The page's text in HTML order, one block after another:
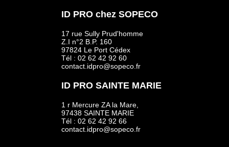
ID PRO chez SOPECO
17 rue Sully Prud'homme
Z.I n°2 B.P. 160
97824 Le Port Cédex
Tél : 02 62 42 92 60
contact.idpro@sopeco.fr
ID PRO SAINTE MARIE
1 r Mercure ZA la Mare,
97438 SAINTE MARIE
Tél : 02 62 42 92 66
contact.idpro@sopeco.fr